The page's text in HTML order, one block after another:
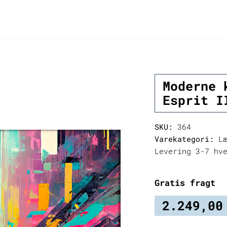
Esprit
SKU:
364
Varekategori:
Levering 3-7
Gratis fragt
2.249,00